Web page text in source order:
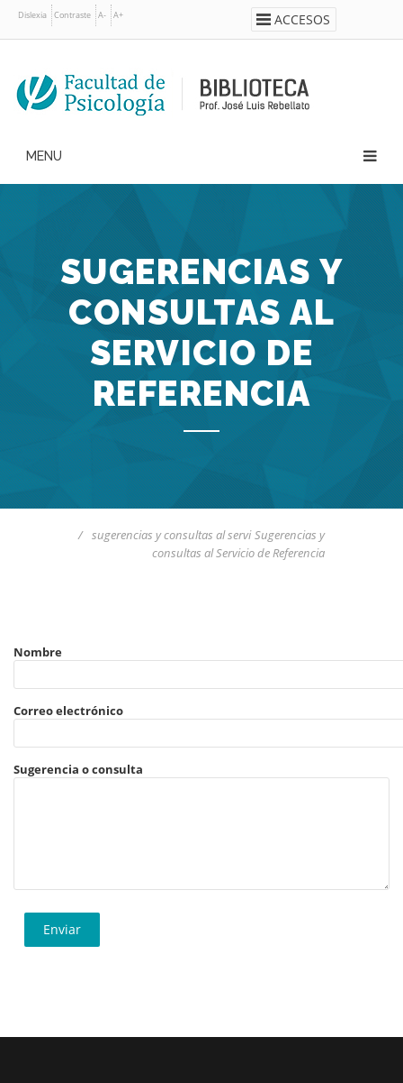
Pasar
contenido
Dislexia Contraste A- A+ ACCESOS
Main
navigation
SUGERENCIAS Y
CONSULTAS AL
SERVICIO DE
REFERENCIA
/ sugerencias y consultas al servi Sugerencias y
consultas al Servicio de Referencia
Nombre
Correo electrónico
Sugerencia o consulta